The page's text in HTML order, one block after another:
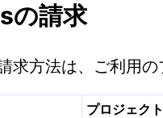
の請求
求方法は、ご利用の
プロジェク